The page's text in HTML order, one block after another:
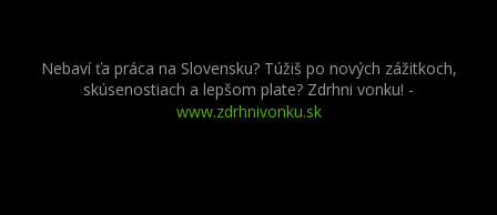
Nebaví ťa práca na Slovensku? Túžiš po nových zážitkoch,
skúsenostiach a lepšom plate? Zdrhni vonku! -
www.zdrhnivonku.sk